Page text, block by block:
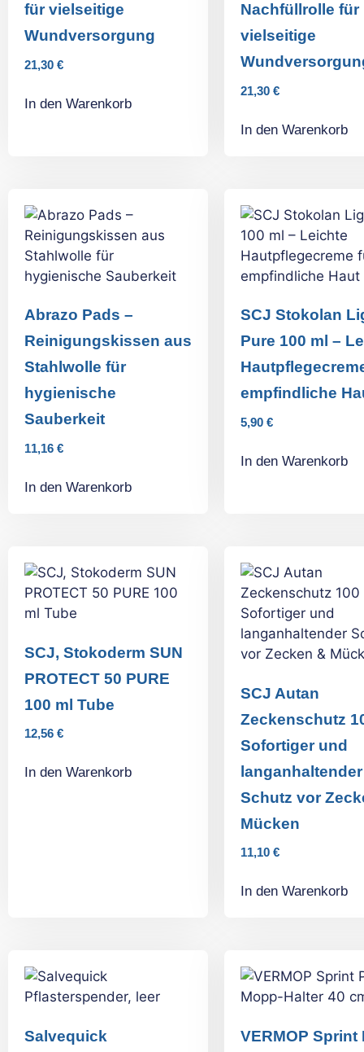
für vielseitige
Wundversorgung
21,30 €
In den Warenkorb
Nachfüllrolle für
vielseitige
21,30 €
In den Warenkorb
Abrazo Pads –
Reinigungskissen aus
Stahlwolle für
hygienische
Sauberkeit
11,16 €
In den Warenkorb
SCJ Stokolan
Pure 100 ml –
empfindliche
5,90 €
In den Warenkorb
SCJ, Stokoderm SUN
PROTECT 50 PURE
100 ml Tube
12,56 €
In den Warenkorb
SCJ Autan
Zeckenschutz
Sofortiger und
langanhaltender
Schutz vor
Mücken
11,10 €
In den Warenkorb
Salvequick VERMOP Sprint